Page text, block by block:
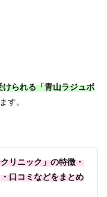
られる「青山ラジュボ
す。
リニック」の特徴・
口コミなどをまとめ